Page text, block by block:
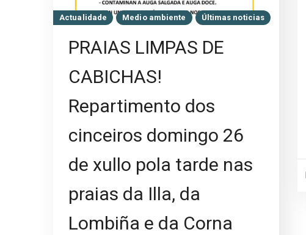
Actualidade Medio ambiente Últimas noticias
PRAIAS LIMPAS DE
CABICHAS!
Repartimento dos
cinceiros domingo 26
de xullo pola tarde nas
praias da Illa, da
Lombiña e da Corna